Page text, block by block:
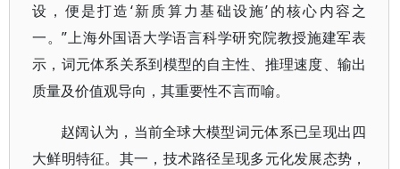
设，便是打造‘新质算力基础设施’的核心内容之
一。”上海外国语大学语言科学研究院教授施建军表
示，词元体系关系到模型的自主性、推理速度、输出
质量及价值观导向，其重要性不言而喻。
赵阔认为，当前全球大模型词元体系已呈现出四
大鲜明特征。其一，技术路径呈现多元化发展态势，